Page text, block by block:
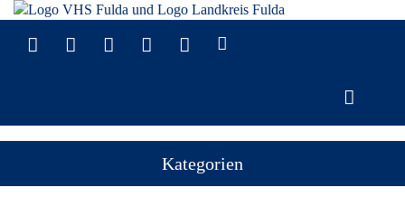
Kategorien